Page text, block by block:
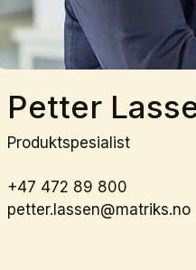
Petter
Produktspesialist
+47 472 89 800
petter.lassen@matriks.no